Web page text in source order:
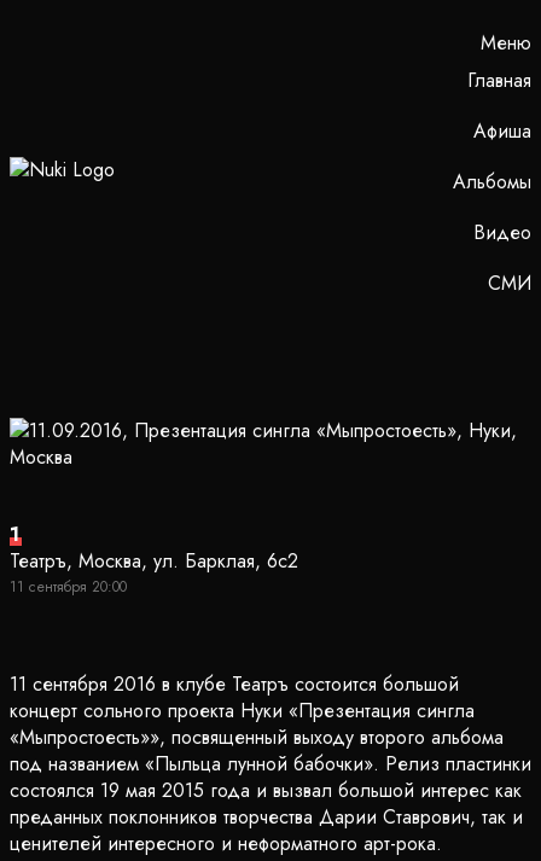
Меню
Главная
Афиша
Альбомы
Видео
СМИ
1
Театръ, Москва, ул. Барклая, 6с2
11 сентября 20:00
11 сентября 2016 в клубе Театръ состоится большой
концерт сольного проекта Нуки «Презентация сингла
«Мыпростоесть»», посвященный выходу второго альбома
под названием «Пыльца лунной бабочки». Релиз пластинки
состоялся 19 мая 2015 года и вызвал большой интерес как
преданных поклонников творчества Дарии Ставрович, так и
ценителей интересного и неформатного арт-рока.